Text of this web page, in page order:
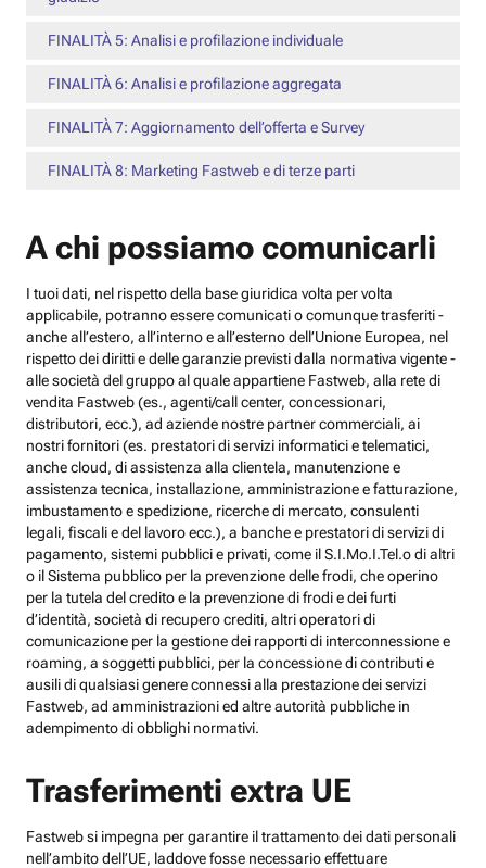
FINALITÀ 5: Analisi e profilazione individuale
FINALITÀ 6: Analisi e profilazione aggregata
FINALITÀ 7: Aggiornamento dell’offerta e Survey
FINALITÀ 8: Marketing Fastweb e di terze parti
A chi possiamo comunicarli
I tuoi dati, nel rispetto della base giuridica volta per volta
applicabile, potranno essere comunicati o comunque trasferiti -
anche all’estero, all’interno e all’esterno dell’Unione Europea, nel
rispetto dei diritti e delle garanzie previsti dalla normativa vigente -
alle società del gruppo al quale appartiene Fastweb, alla rete di
vendita Fastweb (es., agenti/call center, concessionari,
distributori, ecc.), ad aziende nostre partner commerciali, ai
nostri fornitori (es. prestatori di servizi informatici e telematici,
anche cloud, di assistenza alla clientela, manutenzione e
assistenza tecnica, installazione, amministrazione e fatturazione,
imbustamento e spedizione, ricerche di mercato, consulenti
legali, fiscali e del lavoro ecc.), a banche e prestatori di servizi di
pagamento, sistemi pubblici e privati, come il S.I.Mo.I.Tel.o di altri
o il Sistema pubblico per la prevenzione delle frodi, che operino
per la tutela del credito e la prevenzione di frodi e dei furti
d’identità, società di recupero crediti, altri operatori di
comunicazione per la gestione dei rapporti di interconnessione e
roaming, a soggetti pubblici, per la concessione di contributi e
ausili di qualsiasi genere connessi alla prestazione dei servizi
Fastweb, ad amministrazioni ed altre autorità pubbliche in
adempimento di obblighi normativi.
Trasferimenti extra UE
Fastweb si impegna per garantire il trattamento dei dati personali
nell’ambito dell’UE, laddove fosse necessario effettuare